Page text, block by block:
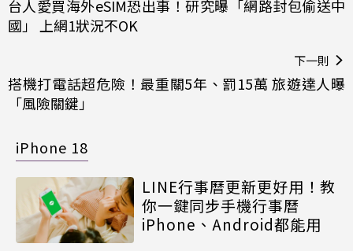
台人愛買海外eSIM恐出事！研究曝「網路封包偷送中
國」 上網1狀況不OK
下一則
搭機打電話超危險！最重關5年、罰15萬 旅遊達人曝
「風險關鍵」
iPhone 18
LINE行事曆更新更好用！教
你一鍵同步手機行事曆
iPhone、Android都能用